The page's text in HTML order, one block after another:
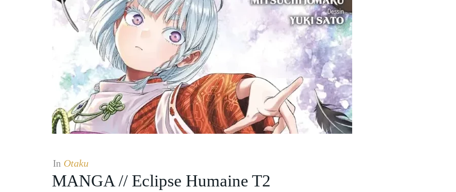
In Otaku
MANGA // Eclipse Humaine T2